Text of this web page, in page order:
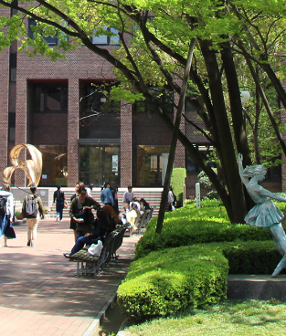
通アクセス
ャンパス紹介
内部質保証体制
大学評価
証評価
己点検・評価
共通教育部
履修・成績
シラバス
履修便覧
成績評価
教員情報検
教員一覧
名誉教授一
文学専攻
専攻
専攻
制度
ルームマンション（武庫女エンタープライズ）
ワー
な資格
ンション講座
試験対策
ー
ンズ
社会連携推進センター
発達・臨床心理センタ
子育てひろば
ブラウン・ライス・ウ
教育連携
MUKOJO ミライ☆ラボ
大学間教育研究連携
学科アメリカ分校留学
部アメリカ分校留学日記
中央キャンパス
浜甲子園キャンパス
上甲子園キャンパス・甲子園会館
西宮北口キャンパス
武庫女ステーションキャンパス
北摂キャンパス・丹嶺学苑研修セン
アメリカ分校